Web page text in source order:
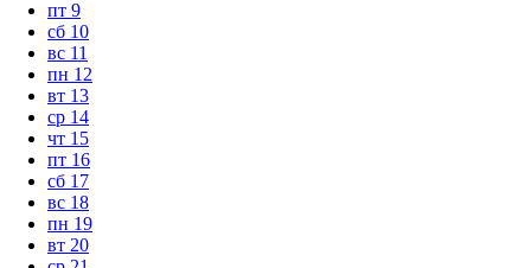
пт 9
сб 10
вс 11
пн 12
вт 13
ср 14
чт 15
пт 16
сб 17
вс 18
пн 19
вт 20